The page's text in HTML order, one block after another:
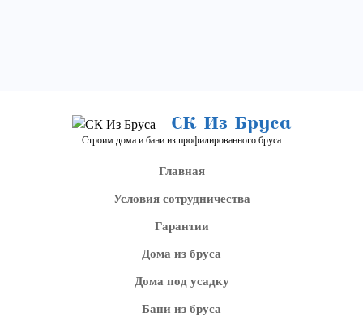
СК Из Бруса
Строим дома и бани из профилированного бруса
Главная
Условия сотрудничества
Гарантии
Дома из бруса
Дома под усадку
Бани из бруса